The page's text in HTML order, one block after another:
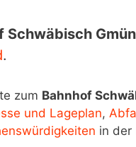
Schwäbisch
.
zum Bahnhof
und Lageplan,
in der